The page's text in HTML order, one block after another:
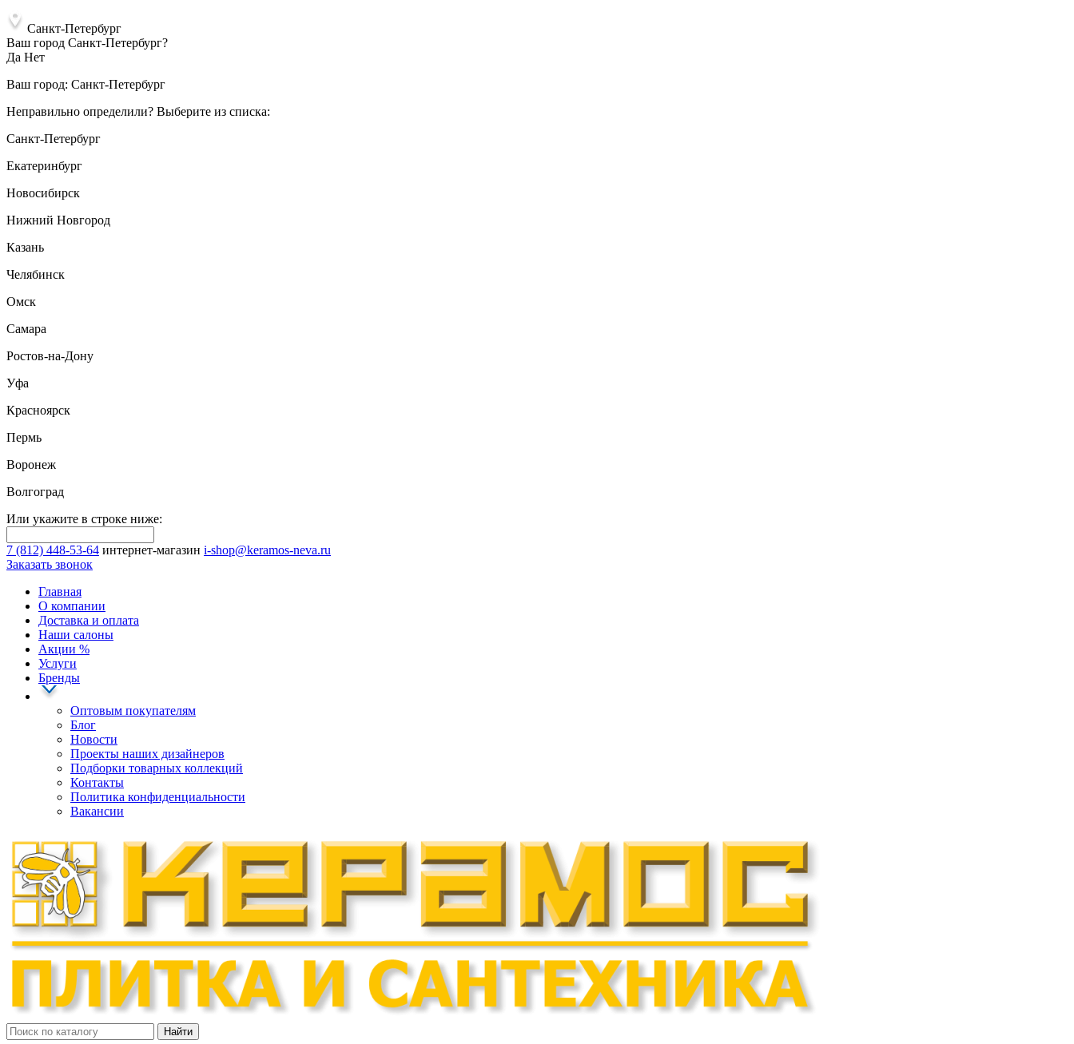
Санкт-Петербург
Ваш город Санкт-Петербург?
Да Нет
Ваш город: Санкт-Петербург
Неправильно определили? Выберите из списка:
Санкт-Петербург
Екатеринбург
Новосибирск
Нижний Новгород
Казань
Челябинск
Омск
Самара
Ростов-на-Дону
Уфа
Красноярск
Пермь
Воронеж
Волгоград
Или укажите в строке ниже:
7 (812) 448-53-64 интернет-магазин i-shop@keramos-neva.ru
Заказать звонок
Главная
О компании
Доставка и оплата
Наши cалоны
Акции %
Услуги
Бренды
Оптовым покупателям
Блог
Новости
Проекты наших дизайнеров
Подборки товарных коллекций
Контакты
Политика конфиденциальности
Вакансии
Найти